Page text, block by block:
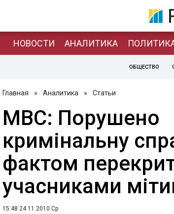
НОВОСТИ АНАЛИТИКА
ОБЩЕСТВО
Главная » Аналитика » Статьи
МВС: Порушено
кримінальну
фактом
учасниками
15:48 24.11.2010 Ср